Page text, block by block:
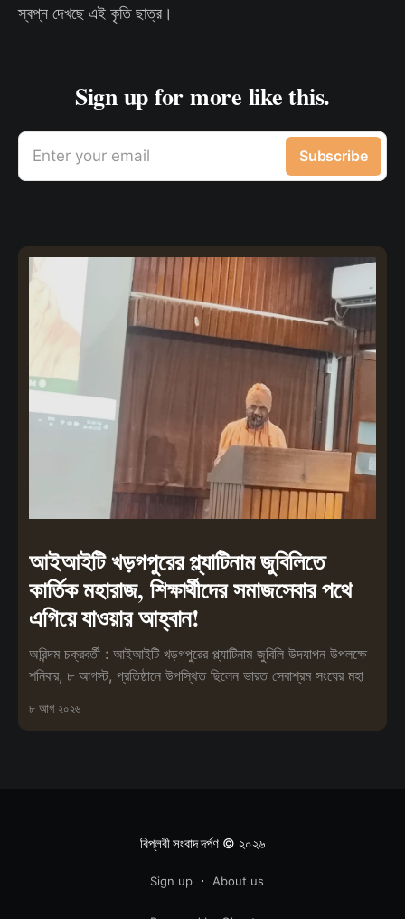
স্বপ্ন দেখছে এই কৃতি ছাত্র।
Sign up for more like this.
Enter your email Subscribe
আইআইটি খড়গপুরের প্ল্যাটিনাম জুবিলিতে
কার্তিক মহারাজ, শিক্ষার্থীদের সমাজসেবার পথে
এগিয়ে যাওয়ার আহ্বান!
অরিন্দম চক্রবর্তী : আইআইটি খড়গপুরের প্ল্যাটিনাম জুবিলি উদযাপন উপলক্ষে
শনিবার, ৮ আগস্ট, প্রতিষ্ঠানে উপস্থিত ছিলেন ভারত সেবাশ্রম সংঘের মহা
৮ আগ ২০২৬
বিপ্লবী সংবাদ দর্পণ© ২০২৬
Sign up About us